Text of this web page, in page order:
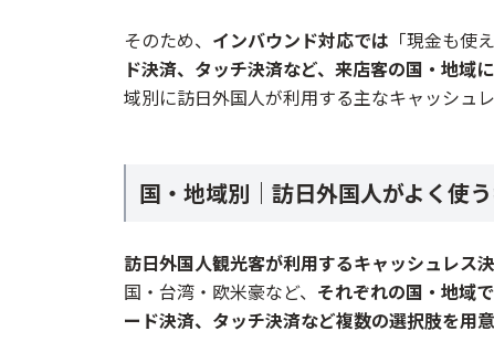
そのため、 インバウンド対応では 「現金も使
ド決済、タッチ決済など、来店客の国・地域
域別に訪日外国人が利用する主なキャッシュ
国・地域別｜訪日外国人がよく使
訪日外国人観光客が利用するキャッシュレス
国・台湾・欧米豪など、 それぞれの国・地域
ード決済、タッチ決済など複数の選択肢を用